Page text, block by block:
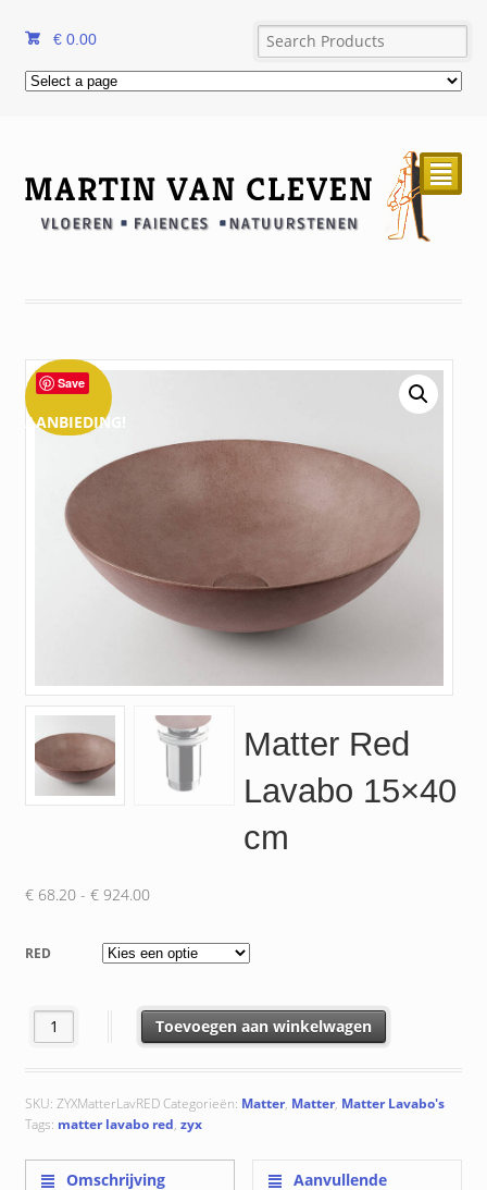
€ 0.00
²
AANBIEDING!
Save
Matter Red
Lavabo 15×40
cm
€68.20 - €924.00Prijsklasse:
tot
€ 924.00
RED
Matter Red Lavabo 15x40 cm aantal
Toevoegen aan winkelwagen
SKU: ZYXMatterLavREDCategorieën: Matter, Matter, Matter Lavabo's
Tags: matter lavabo red, zyx
Omschrijving
Aanvullende